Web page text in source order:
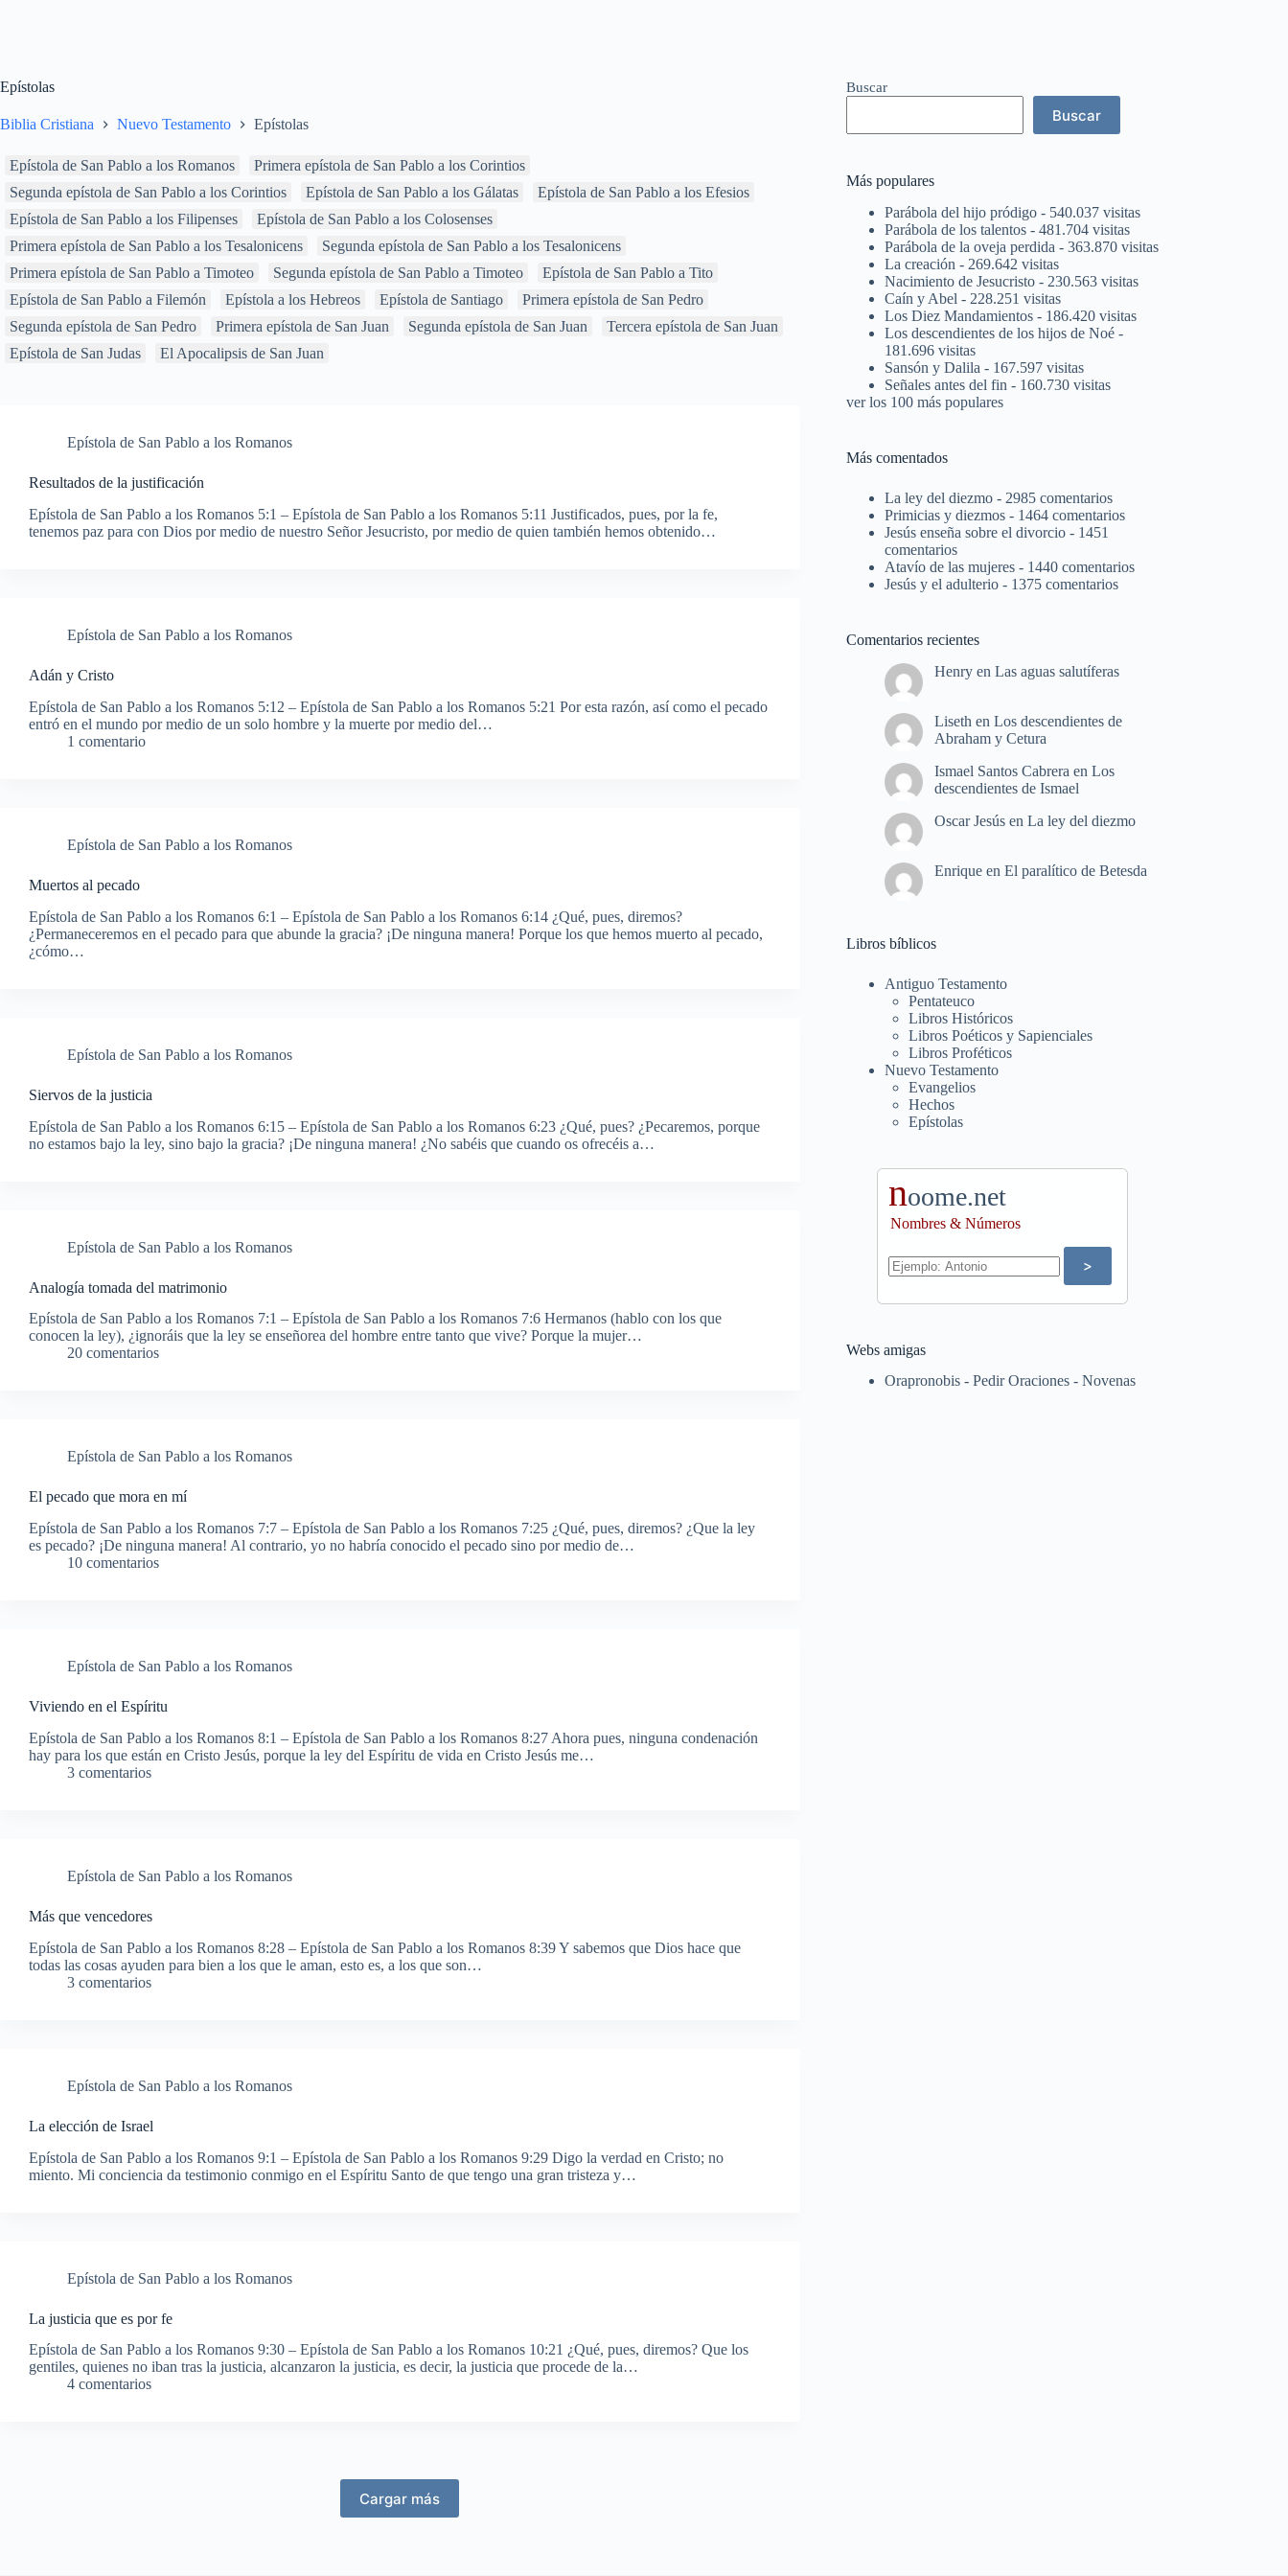
Epístolas
Biblia Cristiana Nuevo Testamento Epístolas
Epístola de San Pablo a los Romanos
Primera epístola de San Pablo a los Corintios
Segunda epístola de San Pablo a los Corintios
Epístola de San Pablo a los Gálatas
Epístola de San Pablo a los Efesios
Epístola de San Pablo a los Filipenses
Epístola de San Pablo a los Colosenses
Primera epístola de San Pablo a los Tesalonicens
Segunda epístola de San Pablo a los Tesalonicens
Primera epístola de San Pablo a Timoteo
Segunda epístola de San Pablo a Timoteo
Epístola de San Pablo a Tito
Epístola de San Pablo a Filemón
Epístola a los Hebreos Epístola de Santiago
Primera epístola de San Pedro
Segunda epístola de San Pedro
Primera epístola de San Juan Segunda epístola de San Juan
Tercera epístola de San Juan
Epístola de San Judas
El Apocalipsis de San Juan
Epístola de San Pablo a los Romanos
Resultados de la justificación
Epístola de San Pablo a los Romanos 5:1 – Epístola de San Pablo a los Romanos 5:11 Justificados, pues, por la fe,
tenemos paz para con Dios por medio de nuestro Señor Jesucristo, por medio de quien también hemos obtenido…
Epístola de San Pablo a los Romanos
Adán y Cristo
Epístola de San Pablo a los Romanos 5:12 – Epístola de San Pablo a los Romanos 5:21 Por esta razón, así como el pecado
entró en el mundo por medio de un solo hombre y la muerte por medio del…
1 comentario
Epístola de San Pablo a los Romanos
Muertos al pecado
Epístola de San Pablo a los Romanos 6:1 – Epístola de San Pablo a los Romanos 6:14 ¿Qué, pues, diremos?
¿Permaneceremos en el pecado para que abunde la gracia? ¡De ninguna manera! Porque los que hemos muerto al pecado,
¿cómo…
Epístola de San Pablo a los Romanos
Siervos de la justicia
Epístola de San Pablo a los Romanos 6:15 – Epístola de San Pablo a los Romanos 6:23 ¿Qué, pues? ¿Pecaremos, porque
no estamos bajo la ley, sino bajo la gracia? ¡De ninguna manera! ¿No sabéis que cuando os ofrecéis a…
Epístola de San Pablo a los Romanos
Analogía tomada del matrimonio
Epístola de San Pablo a los Romanos 7:1 – Epístola de San Pablo a los Romanos 7:6 Hermanos (hablo con los que
conocen la ley), ¿ignoráis que la ley se enseñorea del hombre entre tanto que vive? Porque la mujer…
20 comentarios
Epístola de San Pablo a los Romanos
El pecado que mora en mí
Epístola de San Pablo a los Romanos 7:7 – Epístola de San Pablo a los Romanos 7:25 ¿Qué, pues, diremos? ¿Que la ley
es pecado? ¡De ninguna manera! Al contrario, yo no habría conocido el pecado sino por medio de…
10 comentarios
Epístola de San Pablo a los Romanos
Viviendo en el Espíritu
Epístola de San Pablo a los Romanos 8:1 – Epístola de San Pablo a los Romanos 8:27 Ahora pues, ninguna condenación
hay para los que están en Cristo Jesús, porque la ley del Espíritu de vida en Cristo Jesús me…
3 comentarios
Epístola de San Pablo a los Romanos
Más que vencedores
Epístola de San Pablo a los Romanos 8:28 – Epístola de San Pablo a los Romanos 8:39 Y sabemos que Dios hace que
todas las cosas ayuden para bien a los que le aman, esto es, a los que son…
3 comentarios
Epístola de San Pablo a los Romanos
La elección de Israel
Epístola de San Pablo a los Romanos 9:1 – Epístola de San Pablo a los Romanos 9:29 Digo la verdad en Cristo; no
miento. Mi conciencia da testimonio conmigo en el Espíritu Santo de que tengo una gran tristeza y…
Epístola de San Pablo a los Romanos
La justicia que es por fe
Epístola de San Pablo a los Romanos 9:30 – Epístola de San Pablo a los Romanos 10:21 ¿Qué, pues, diremos? Que los
gentiles, quienes no iban tras la justicia, alcanzaron la justicia, es decir, la justicia que procede de la…
4 comentarios
Cargar más
Buscar
Buscar
Más populares
Parábola del hijo pródigo - 540.037 visitas
Parábola de los talentos - 481.704 visitas
Parábola de la oveja perdida - 363.870 visitas
La creación - 269.642 visitas
Nacimiento de Jesucristo - 230.563 visitas
Caín y Abel - 228.251 visitas
Los Diez Mandamientos - 186.420 visitas
Los descendientes de los hijos de Noé -
181.696 visitas
Sansón y Dalila - 167.597 visitas
Señales antes del fin - 160.730 visitas
ver los 100 más populares
Más comentados
La ley del diezmo - 2985 comentarios
Primicias y diezmos - 1464 comentarios
Jesús enseña sobre el divorcio - 1451
comentarios
Atavío de las mujeres - 1440 comentarios
Jesús y el adulterio - 1375 comentarios
Comentarios recientes
Henry enLas aguas salutíferas
Liseth enLos descendientes de
Abraham y Cetura
Ismael Santos Cabrera enLos
descendientes de Ismael
Oscar Jesús enLa ley del diezmo
Enrique enEl paralítico de Betesda
Libros bíblicos
Antiguo Testamento
Pentateuco
Libros Históricos
Libros Poéticos y Sapienciales
Libros Proféticos
Nuevo Testamento
Evangelios
Hechos
Epístolas
noome.net
Nombres & Números
Webs amigas
Orapronobis - Pedir Oraciones - Novenas